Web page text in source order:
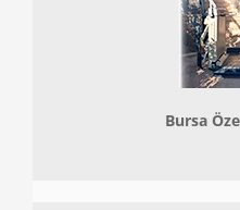
Bursa